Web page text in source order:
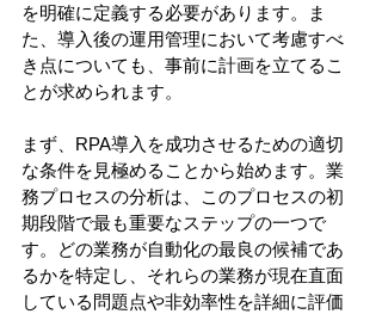
を明確に定義する必要があります。ま
た、導入後の運用管理において考慮すべ
き点についても、事前に計画を立てるこ
とが求められます。
まず、RPA導入を成功させるための適切
な条件を見極めることから始めます。業
務プロセスの分析は、このプロセスの初
期段階で最も重要なステップの一つで
す。どの業務が自動化の最良の候補であ
るかを特定し、それらの業務が現在直面
している問題点や非効率性を詳細に評価